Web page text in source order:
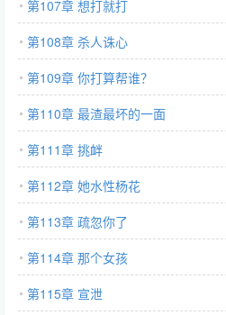
第107章 想打就打
第108章 杀人诛心
第109章 你打算帮谁？
第110章 最渣最坏的一面
第111章 挑衅
第112章 她水性杨花
第113章 疏忽你了
第114章 那个女孩
第115章 宣泄